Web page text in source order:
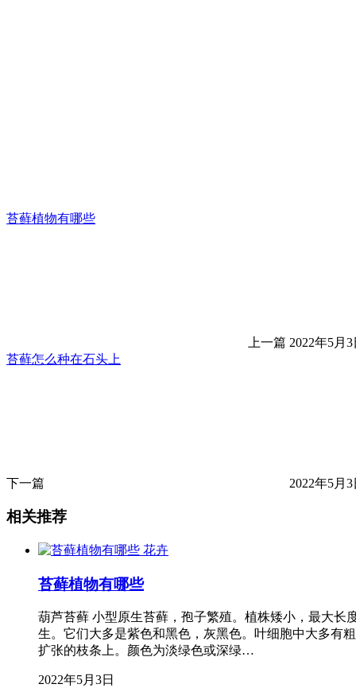
苔藓植物有哪些
上一篇 2022年5月3
苔藓怎么种在石头上
下一篇 2022年5月3
相关推荐
花卉
苔藓植物有哪些
葫芦苔藓 小型原生苔藓，孢子繁殖。植株矮小，最大长
生。它们大多是紫色和黑色，灰黑色。叶细胞中大多有
扩张的枝条上。颜色为淡绿色或深绿…
2022年5月3日